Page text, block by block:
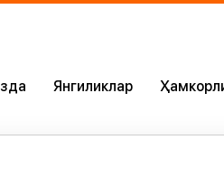
Янгиликлар